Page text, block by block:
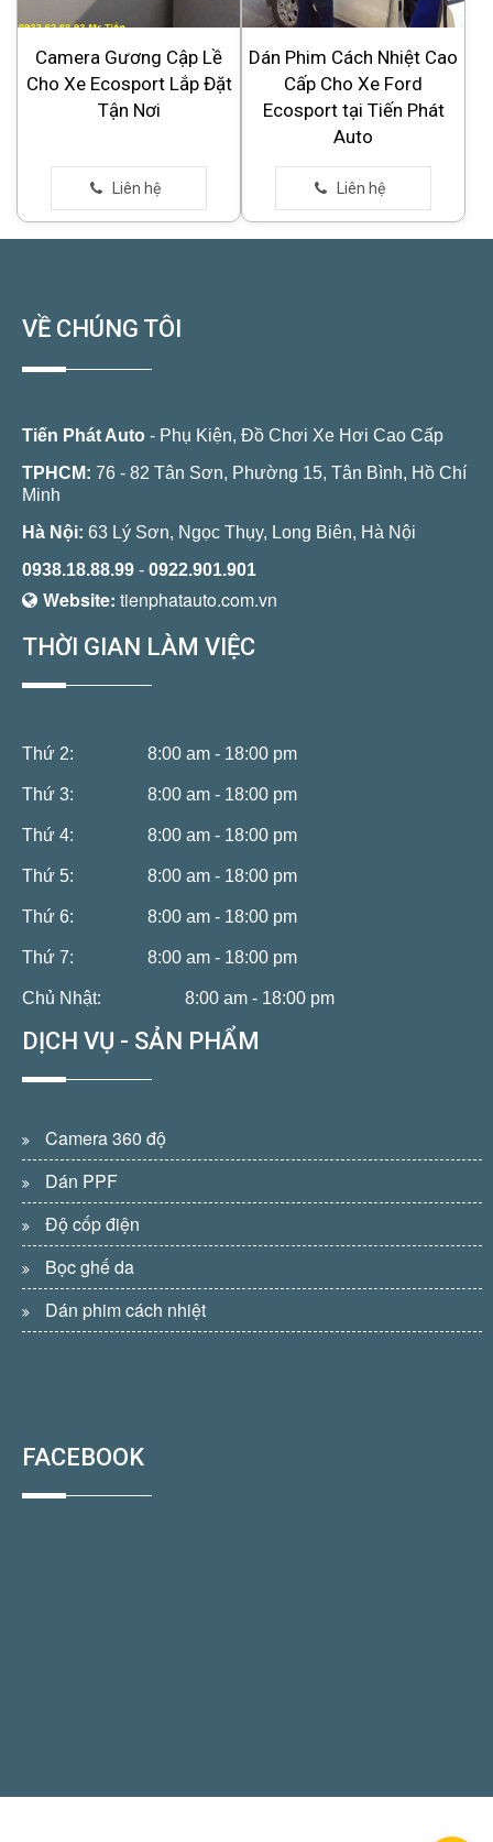
Camera Gương Cập Lề
Cho Xe Ecosport Lắp Đặt
Tận Nơi
Dán Phim Cách Nhiệt Cao
Cấp Cho Xe Ford
Ecosport tại Tiến Phát
Auto
VỀ CHÚNG TÔI
Tiến Phát Auto - Phụ Kiện, Đồ Chơi Xe Hơi Cao Cấp
TPHCM: 76 - 82 Tân Sơn, Phường 15, Tân Bình, Hồ Chí
Minh
Hà Nội: 63 Lý Sơn, Ngọc Thụy, Long Biên, Hà Nội
0938.18.88.99 - 0922.901.901
Website: tienphatauto.com.vn
THỜI GIAN LÀM VIỆC
Thứ 2: 8:00 am - 18:00 pm
Thứ 3: 8:00 am - 18:00 pm
Thứ 4: 8:00 am - 18:00 pm
Thứ 5: 8:00 am - 18:00 pm
Thứ 6: 8:00 am - 18:00 pm
Thứ 7: 8:00 am - 18:00 pm
Chủ Nhật: 8:00 am - 18:00 pm
DỊCH VỤ - SẢN PHẨM
Camera 360 độ
Dán PPF
Độ cốp điện
Bọc ghế da
Dán phim cách nhiệt
FACEBOOK